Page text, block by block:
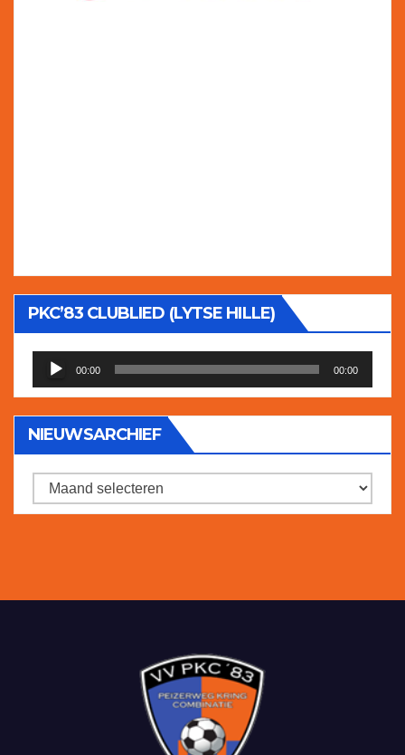
PKC’83 CLUBLIED (LYTSE HILLE)
Audiospeler
00:00 00:00
NIEUWSARCHIEF
Nieuwsarchief